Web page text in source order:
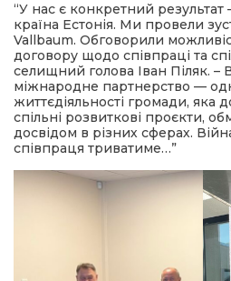
“У нас є конкретний результат
країна Естонія. Ми провели
Vallbaum. Обговорили
договору щодо співпраці та
селищний голова Іван Піляк. –
міжнародне партнерство —
життєдіяльності громади, яка
спільні розвиткові проєкти,
досвідом в різних сферах.
співпраця триватиме…”